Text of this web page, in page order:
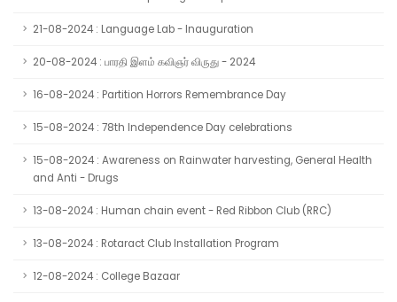
21-08-2024 : Language Lab - Inauguration
20-08-2024 : பாரதி இளம் கவிஞர் விருது - 2024
16-08-2024 : Partition Horrors Remembrance Day
15-08-2024 : 78th Independence Day celebrations
15-08-2024 : Awareness on Rainwater harvesting, General Health
and Anti - Drugs
13-08-2024 : Human chain event - Red Ribbon Club (RRC)
13-08-2024 : Rotaract Club Installation Program
12-08-2024 : College Bazaar